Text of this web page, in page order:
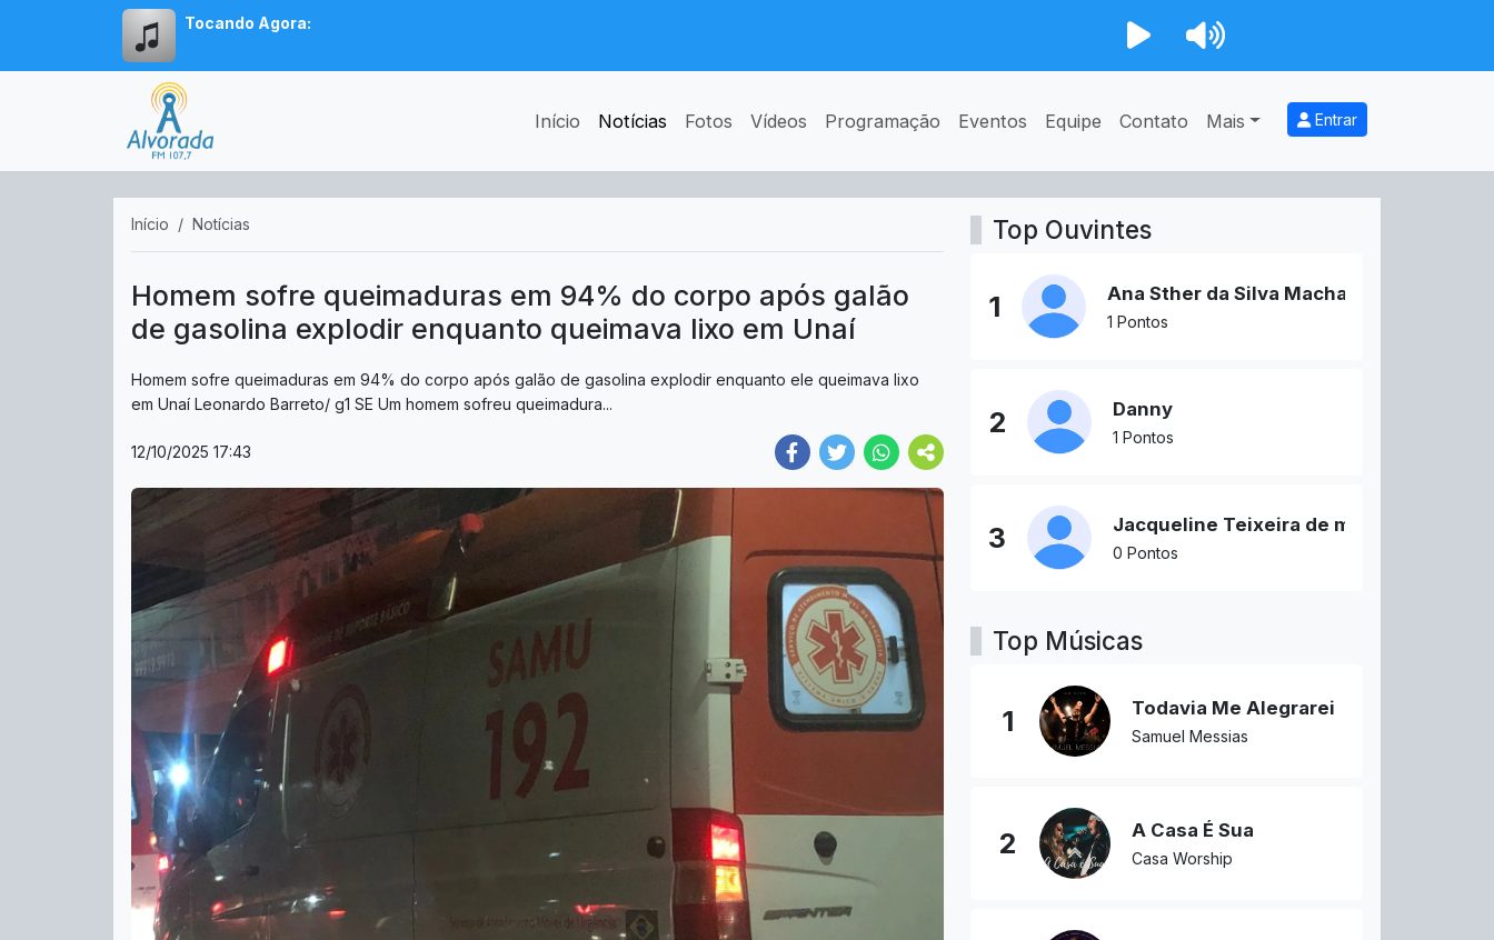
Tocando Agora:
Início Notícias Fotos Vídeos Programação Eventos Equipe Contato Mais Entrar
Início Notícias
Homem sofre queimaduras em 94% do corpo após galão
de gasolina explodir enquanto queimava lixo em Unaí
Homem sofre queimaduras em 94% do corpo após galão de gasolina explodir enquanto ele queimava lixo
em Unaí Leonardo Barreto/ g1 SE Um homem sofreu queimadura...
12/10/2025 17:43
Top Ouvintes
1 Ana Sther da Silva Machado
1 Pontos
2 Danny
1 Pontos
3 Jacqueline Teixeira de morais
0 Pontos
Top Músicas
1 Todavia Me Alegrarei
Samuel Messias
2 A Casa É Sua
Casa Worship